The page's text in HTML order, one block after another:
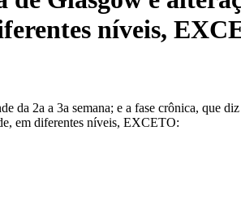
níveis,
da 2a a 3a semana; e a fase crônica, que
em diferentes níveis, EXCETO: